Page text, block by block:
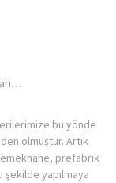
bu yönde
olmuştur. Artık
prefabrik
şekilde yapılmaya